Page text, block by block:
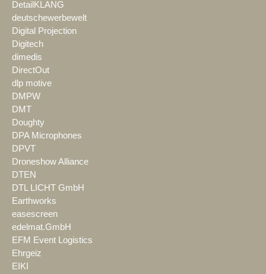
DetailKLANG
deutschewerbewelt
Digital Projection
Digitech
dimedis
DirectOut
dlp motive
DMPW
DMT
Doughty
DPA Microphones
DPVT
Droneshow Alliance
DTEN
DTL LICHT GmbH
Earthworks
easescreen
edelmat.GmbH
EFM Event Logistics
Ehrgeiz
EIKI